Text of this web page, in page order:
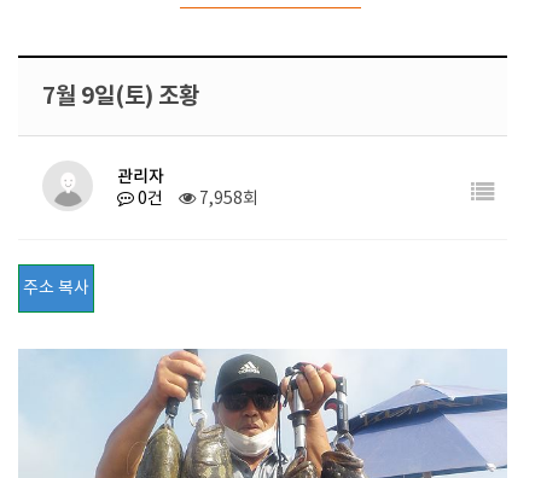
7월 9일(토) 조황
관리자
0건 7,958회
주소 복사